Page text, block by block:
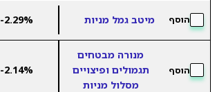
הוסף מיטב גמל מניות -2.29%
הוסף
מנורה מבטחים
תגמולים ופיצויים
מסלול מניות
-2.14%